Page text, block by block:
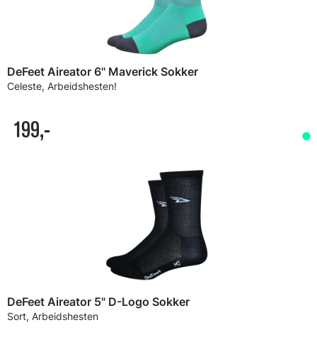
DeFeet Aireator 6'' Maverick Sokker
Celeste, Arbeidshesten!
199,-
DeFeet Aireator 5" D-Logo Sokker
Sort, Arbeidshesten